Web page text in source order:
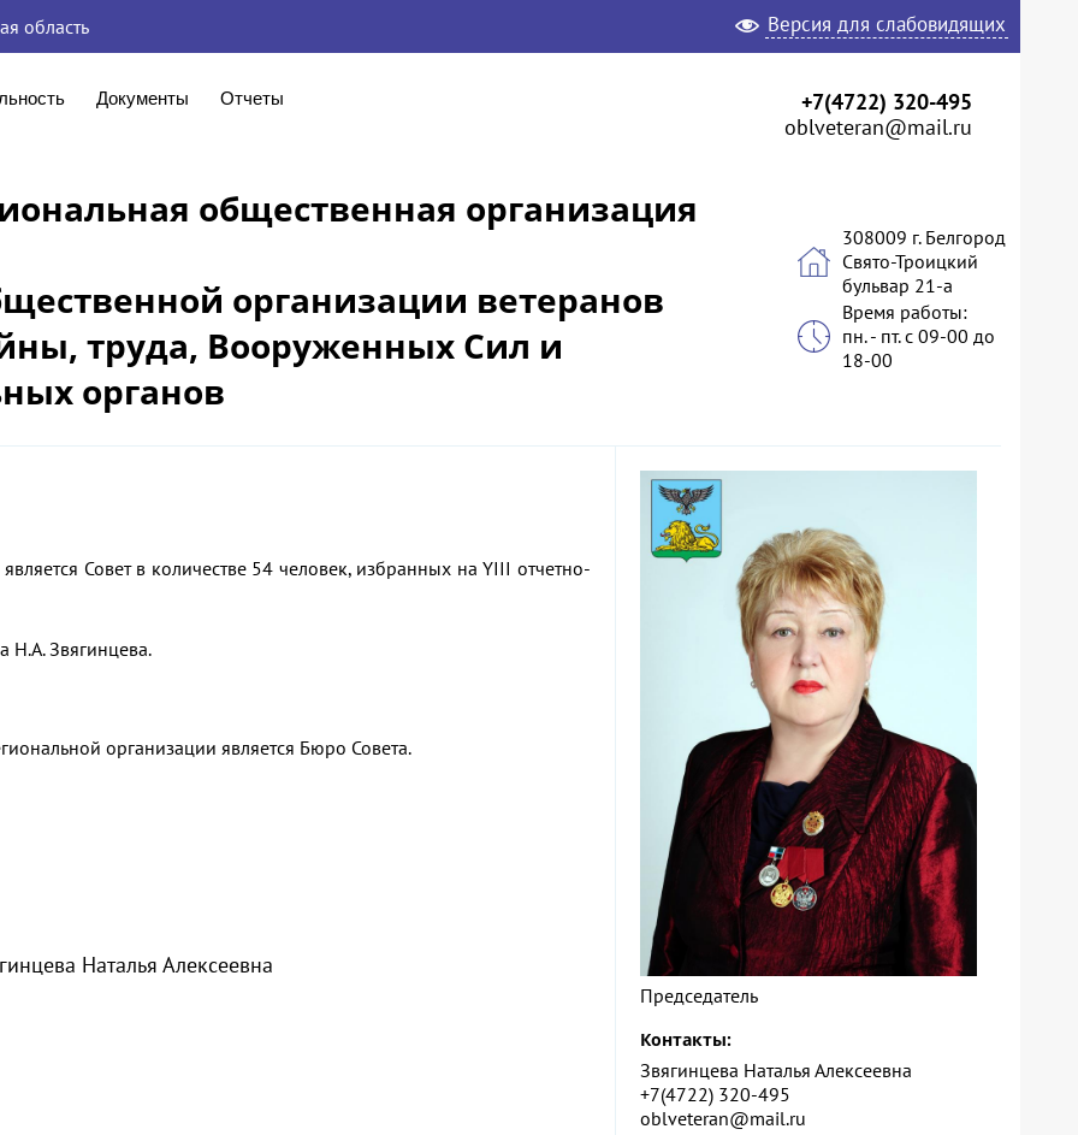
область Версия для слабовидящих
Документы Отчеты
+7(4722) 320-495
oblveteran@mail.ru
общественная организация
организации ветеранов
труда, Вооруженных Сил и
органов
308009 г. Белгород
Свято-Троицкий
бульвар 21-а
Время работы:
пн. - пт. с 09-00 до
18-00
Совет в количестве 54 человек, избранных на YIII отчетно-
Н.А. Звягинцева.
организации является Бюро Совета.
Наталья Алексеевна
Председатель
Контакты:
Звягинцева Наталья Алексеевна
+7(4722) 320-495
oblveteran@mail.ru